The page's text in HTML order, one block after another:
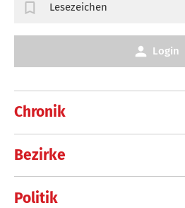
Chronik
Bezirke
Politik
Lesezeichen
Login